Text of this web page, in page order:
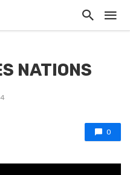
NATIONS
0